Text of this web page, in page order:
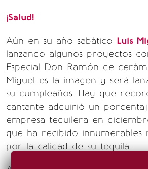
¡Salud!
Aún en su año sabático Luis
lanzando algunos proyectos
Especial Don Ramón de
Miguel es la imagen y será
su cumpleaños. Hay que
cantante adquirió un
empresa tequilera en
que ha recibido innumerables
por la calidad de su tequila.